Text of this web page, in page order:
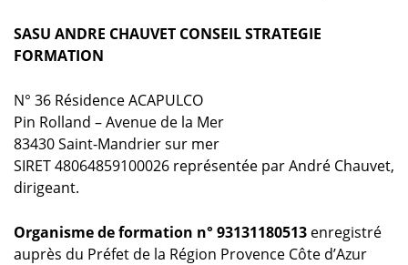
SASU ANDRE CHAUVET CONSEIL STRATEGIE
FORMATION
N° 36 Résidence ACAPULCO
Pin Rolland – Avenue de la Mer
83430 Saint-Mandrier sur mer
SIRET 48064859100026 représentée par André Chauvet,
dirigeant.
Organisme de formation n° 93131180513 enregistré
auprès du Préfet de la Région Provence Côte d’Azur